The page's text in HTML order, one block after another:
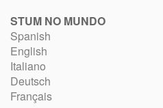
STUM NO MUNDO
Spanish
English
Italiano
Deutsch
Français